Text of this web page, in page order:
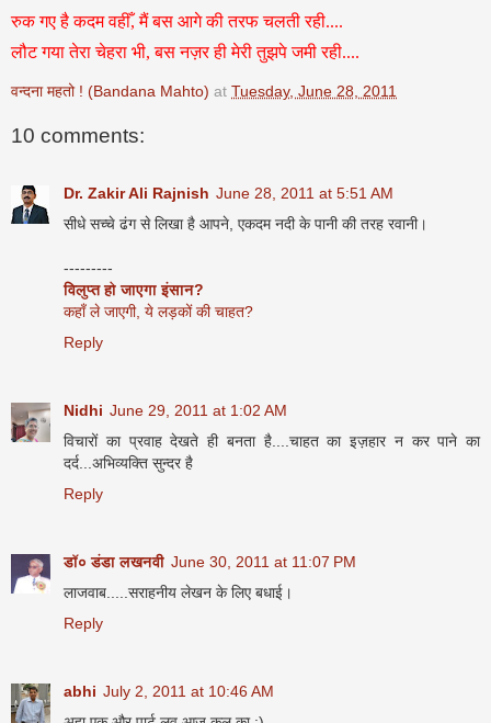
रुक गए है कदम वहीँ, मैं बस आगे की तरफ चलती रही....
लौट गया तेरा चेहरा भी, बस नज़र ही मेरीतुझपे जमी रही....
वन्दना महतो ! (Bandana Mahto) at Tuesday, June 28, 2011
10 comments:
Dr. Zakir Ali Rajnish June 28, 2011 at 5:51 AM
सीधे सच्‍चे ढंग से लिखा है आपने, एकदम नदी के पानी की तरह रवानी।
---------
विलुप्‍त हो जाएगा इंसान?
कहाँ ले जाएगी, ये लड़कों की चाहत?
Reply
Nidhi June 29, 2011 at 1:02 AM
विचारों का प्रवाह देखते ही बनता है....चाहत का इज़हार न कर पाने का
दर्द...अभिव्यक्ति सुन्दर है
Reply
डॉ० डंडा लखनवी June 30, 2011 at 11:07 PM
लाजवाब.....सराहनीय लेखन के लिए बधाई।
Reply
abhi July 2, 2011 at 10:46 AM